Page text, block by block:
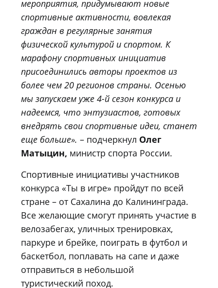
мероприятия, придумывают новые
спортивные активности, вовлекая
граждан в регулярные занятия
физической культурой и спортом. К
марафону спортивных инициатив
присоединились авторы проектов из
более чем 20 регионов страны. Осенью
мы запускаем уже 4-й сезон конкурса и
надеемся, что энтузиастов, готовых
внедрять свои спортивные идеи, станет
еще больше». – подчеркнул Олег
Матыцин, министр спорта России.
Спортивные инициативы участников
конкурса «Ты в игре» пройдут по всей
стране – от Сахалина до Калининграда.
Все желающие смогут принять участие в
велозабегах, уличных тренировках,
паркуре и брейке, поиграть в футбол и
баскетбол, поплавать на сапе и даже
отправиться в небольшой
туристический поход.